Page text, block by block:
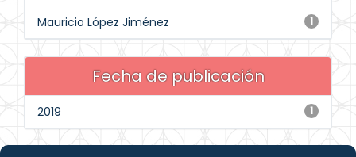
1
Mauricio López Jiménez
Fecha de publicación
1
2019